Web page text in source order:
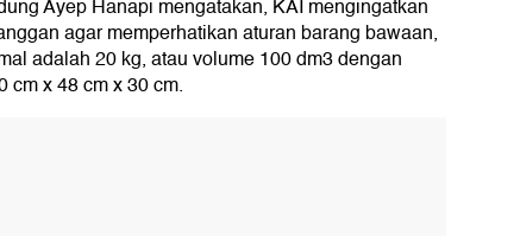
Ayep Hanapi mengatakan, KAI mengingatkan
agar memperhatikan aturan barang bawaan,
adalah 20 kg, atau volume 100 dm3 dengan
cm x 48 cm x 30 cm.